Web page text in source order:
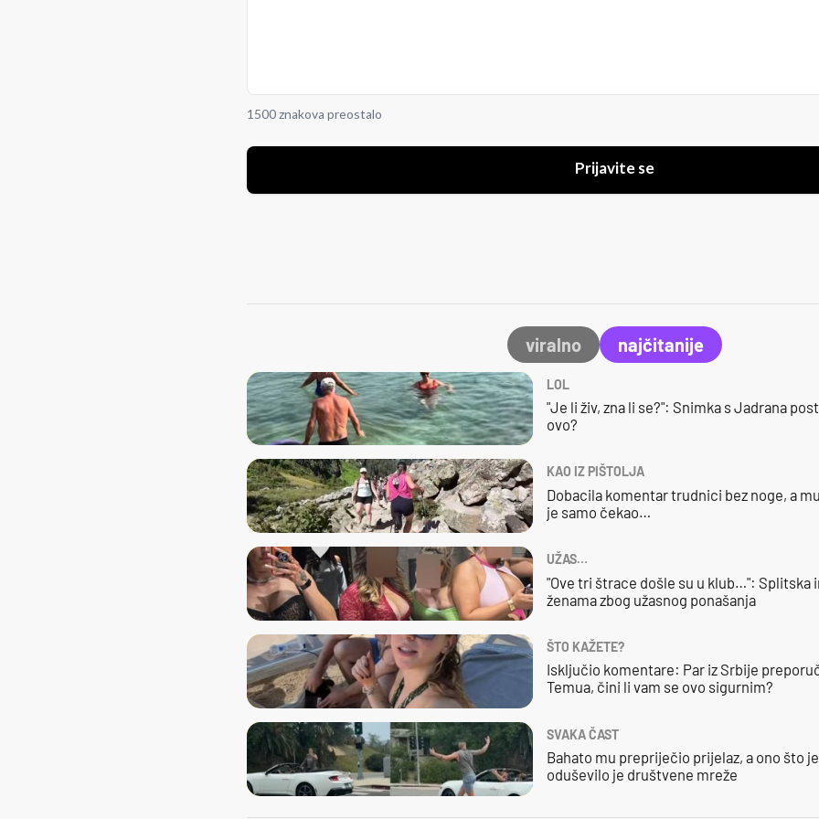
1500 znakova preostalo
Prijavite se
viralno najčitanije
LOL
"Je li živ, zna li se?": Snimka s Jadrana
ovo?
KAO IZ PIŠTOLJA
Dobacila komentar trudnici bez noge, a
je samo čekao…
UŽAS…
"Ove tri štrace došle su u klub…": Splitska
ženama zbog užasnog ponašanja
ŠTO KAŽETE?
Isključio komentare: Par iz Srbije
Temua, čini li vam se ovo sigurnim?
SVAKA ČAST
Bahato mu prepriječio prijelaz, a ono što
oduševilo je društvene mreže